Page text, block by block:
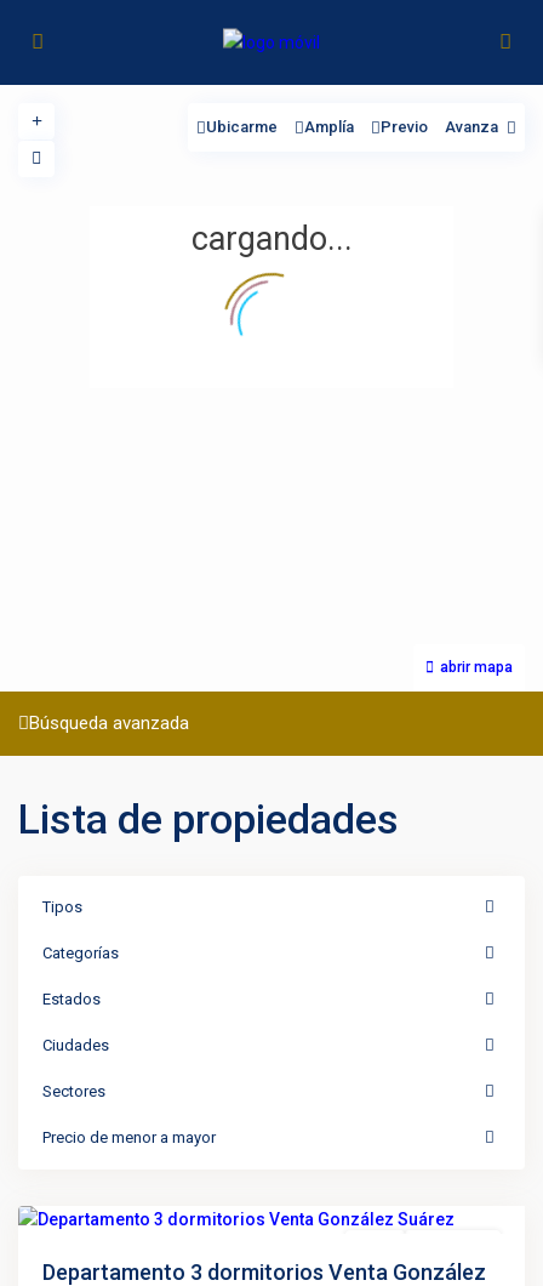
cargando...
abrir mapa
Ubicarme Amplía Previo Avanza
Búsqueda avanzada
Lista de propiedades
Tipos
Categorías
Estados
Ciudades
Sectores
Precio de menor a mayor
Departamento 3 dormitorios Venta González